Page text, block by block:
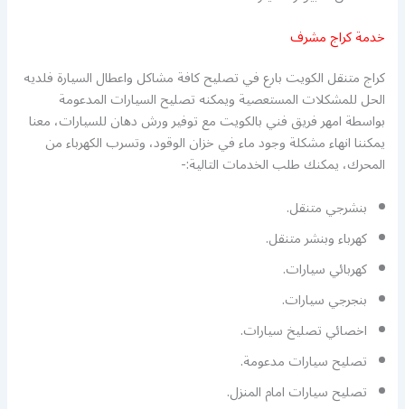
خدمة كراج مشرف
كراج متنقل الكويت بارع في تصليح كافة مشاكل واعطال السيارة فلديه
الحل للمشكلات المستعصية ويمكنه تصليح السيارات المدعومة
بواسطة امهر فريق فني بالكويت مع توفير ورش دهان للسيارات، معنا
يمكننا انهاء مشكلة وجود ماء في خزان الوقود، وتسرب الكهرباء من
المحرك، يمكنك طلب الخدمات التالية:-
بنشرجي متنقل.
كهرباء وبنشر متنقل.
كهربائي سيارات.
بنجرجي سيارات.
اخصائي تصليخ سيارات.
تصليح سيارات مدعومة.
تصليح سيارات امام المنزل.